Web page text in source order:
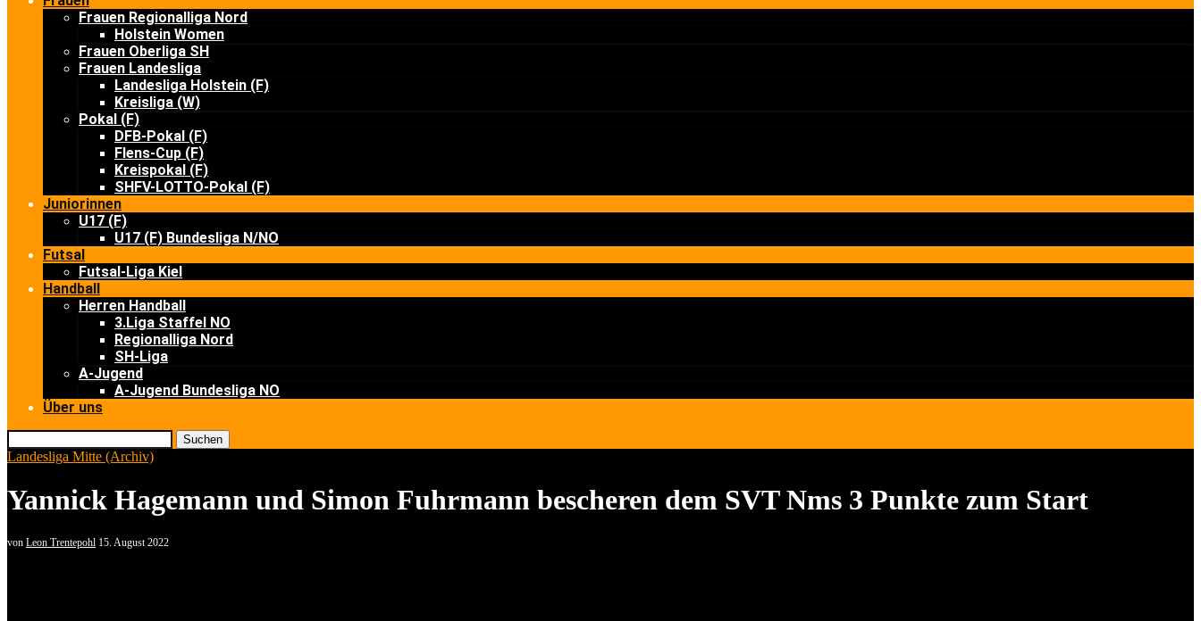
Frauen Regionalliga Nord
Holstein Women
Frauen Oberliga SH
Frauen Landesliga
Landesliga Holstein (F)
Kreisliga (W)
Pokal (F)
DFB-Pokal (F)
Flens-Cup (F)
Kreispokal (F)
SHFV-LOTTO-Pokal (F)
Juniorinnen
U17 (F)
U17 (F) Bundesliga N/NO
Futsal
Futsal-Liga Kiel
Handball
Herren Handball
3.Liga Staffel NO
Regionalliga Nord
SH-Liga
A-Jugend
A-Jugend Bundesliga NO
Über uns
Suchen
Landesliga Mitte (Archiv)
Yannick Hagemann und Simon Fuhrmann bescheren dem SVT Nms 3 Punkte zum Start
von Leon Trentepohl 15. August 2022